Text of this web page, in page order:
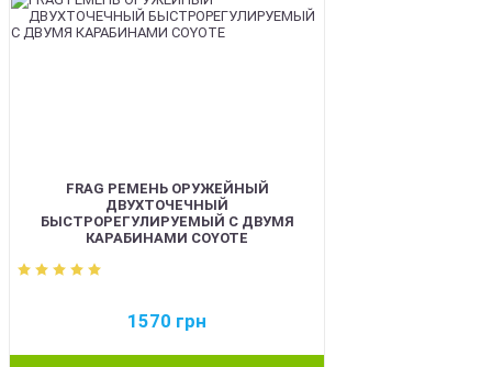
FRAG РЕМЕНЬ ОРУЖЕЙНЫЙ
ДВУХТОЧЕЧНЫЙ
БЫСТРОРЕГУЛИРУЕМЫЙ С ДВУМЯ
КАРАБИНАМИ COYOTE
1570 грн